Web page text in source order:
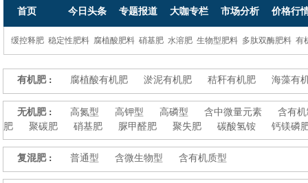
首页 今日头条 专题报道 大咖专栏 市场分析 价格行
缓控释肥 稳定性肥料 腐植酸肥料 硝基肥 水溶肥 生物型肥料 多肽双酶肥料 有
有机肥： 腐植酸有机肥 淤泥有机肥 秸秆有机肥 海藻有
无机肥： 高氮型 高钾型 高磷型 含中微量元素
含有
肥
聚碳肥 硝基肥 脲甲醛肥 聚失肥 碳酸氢铵 钙镁磷
复混肥： 普通型 含微生物型 含有机质型